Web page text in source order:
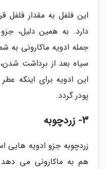
این فلفل به مقدار فلفل
دارد. به همین دلیل،
جمله ادویه ماکارونی به
سیاه بعد از برداشت
این ادویه برای اینکه
پودر گردد.
3- زردچوبه
زردچوبه جزو ادویه هایی
هم به ماکارونی می